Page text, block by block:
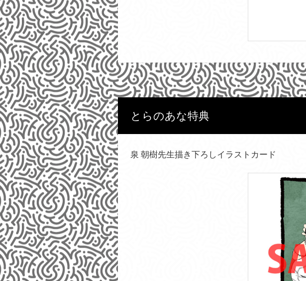
とらのあな特典
泉 朝樹先生描き下ろしイラストカード